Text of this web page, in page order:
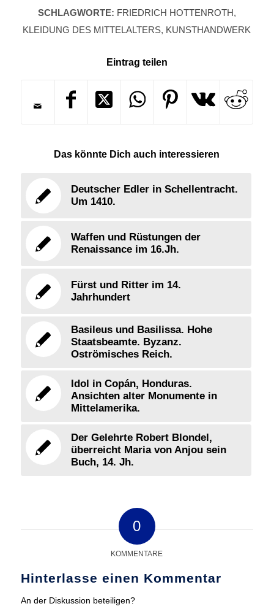
SCHLAGWORTE: FRIEDRICH HOTTENROTH,
KLEIDUNG DES MITTELALTERS, KUNSTHANDWERK
Eintrag teilen
Das könnte Dich auch interessieren
Deutscher Edler in Schellentracht.
Um 1410.
Waffen und Rüstungen der
Renaissance im 16.Jh.
Fürst und Ritter im 14.
Jahrhundert
Basileus und Basilissa. Hohe
Staatsbeamte. Byzanz.
Oströmisches Reich.
Idol in Copán, Honduras.
Ansichten alter Monumente in
Mittelamerika.
Der Gelehrte Robert Blondel,
überreicht Maria von Anjou sein
Buch, 14. Jh.
0
KOMMENTARE
Hinterlasse einen Kommentar
An der Diskussion beteiligen?